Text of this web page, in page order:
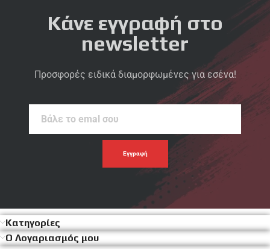
Κάνε εγγραφή στο
newsletter
Προσφορές ειδικά διαμορφωμένες για εσένα!
Κατηγορίες
Ο Λογαριασμός μου